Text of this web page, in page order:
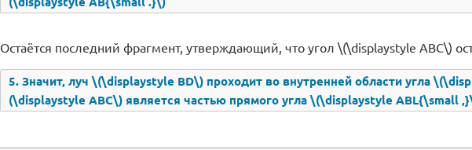
Остаётся последний фрагмент, утверждающий, что угол \(\displaystyle ABC\)
5. Значит, луч \(\displaystyle BD\) проходит во внутренней области угла
(\displaystyle ABC\) является частью прямого угла \(\displaystyle ABL{\small